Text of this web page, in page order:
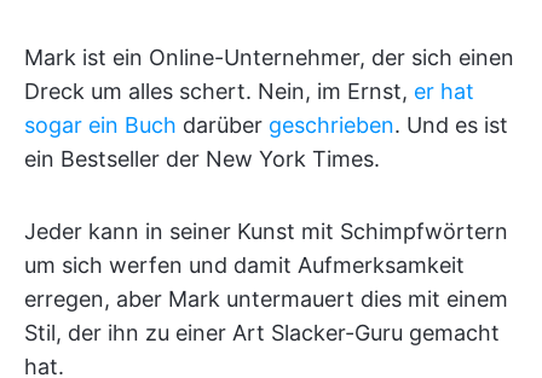
Mark ist ein Online-Unternehmer, der sich einen
Dreck um alles schert. Nein, im Ernst, er hat
sogar ein Buch darüber geschrieben. Und es ist
ein Bestseller der New York Times.
Jeder kann in seiner Kunst mit Schimpfwörtern
um sich werfen und damit Aufmerksamkeit
erregen, aber Mark untermauert dies mit einem
Stil, der ihn zu einer Art Slacker-Guru gemacht
hat.